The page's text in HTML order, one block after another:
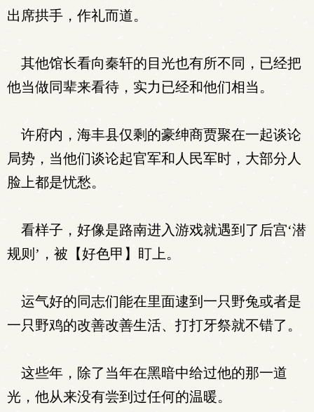
出席拱手，作礼而道。
其他馆长看向秦轩的目光也有所不同，已经把
他当做同辈来看待，实力已经和他们相当。
许府内，海丰县仅剩的豪绅商贾聚在一起谈论
局势，当他们谈论起官军和人民军时，大部分人
脸上都是忧愁。
看样子，好像是路南进入游戏就遇到了后宫‘潜
规则’，被【好色甲】盯上。
运气好的同志们能在里面逮到一只野兔或者是
一只野鸡的改善改善生活、打打牙祭就不错了。
这些年，除了当年在黑暗中给过他的那一道
光，他从来没有尝到过任何的温暖。